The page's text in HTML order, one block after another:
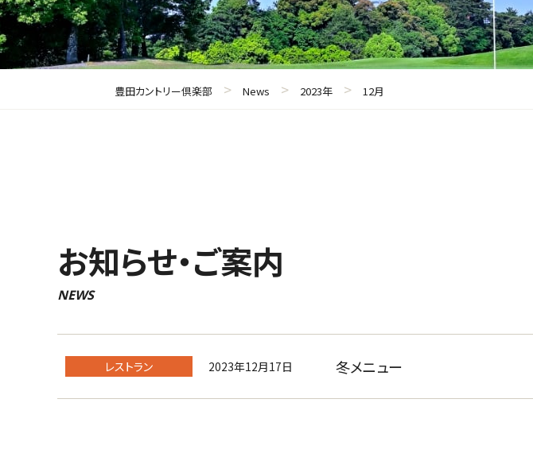
豊田カントリー倶楽部 > News > 2023年 > 12月
お知らせ・ご案内
NEWS
レストラン 2023年12月17日 冬メニュー